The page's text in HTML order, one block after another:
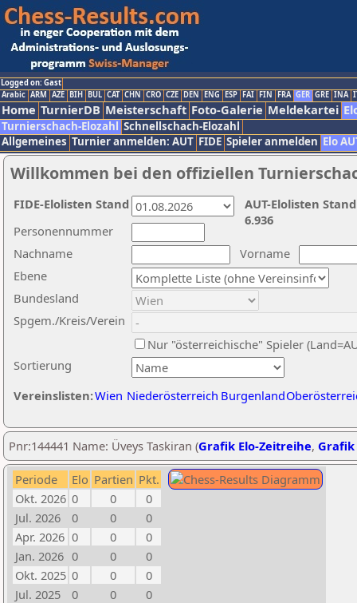
Logged on: Gast
Arabic ARM AZE BIH BUL CAT CHN CRO CZE DEN ENG ESP FAI FIN FRA GER GRE INA
Home TurnierDB Meisterschaft Foto-Galerie Meldekartei
Turnierschach-Elozahl Schnellschach-Elozahl
Allgemeines Turnier anmelden: AUT FIDE Spieler anmelden Elo
Willkommen bei den offiziellen
Nachname
Vorname
Ebene
Sortierung
Personennummer
Bundesland
Spgem./Kreis/Verein
Nur "österreichische" Spieler
Vereinslisten:Wien Niederösterreich Burgenland
AUT-Elolisten
6.936
FIDE-Elolisten Stand
Pnr:144441 Name: Üveys Taskiran (Grafik Elo-Zeitreihe, Grafik
Periode Elo Partien Pkt.
Okt. 2026 0 0
0
Jul. 2026
0 0
0
Apr. 2026 0 0
0
Jan. 2026 0 0
0
Okt. 2025 0 0
0
Jul. 2025
0 0
0